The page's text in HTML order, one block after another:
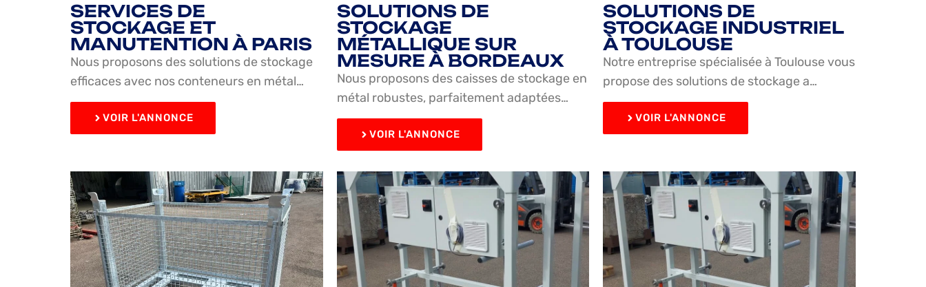
SERVICES DE
STOCKAGE ET
MANUTENTION À PARIS
Nous proposons des solutions de stockage
efficaces avec nos conteneurs en métal…
VOIR L'ANNONCE
SOLUTIONS DE
STOCKAGE
MÉTALLIQUE SUR
MESURE À BORDEAUX
Nous proposons des caisses de stockage en
métal robustes, parfaitement adaptées…
VOIR L'ANNONCE
SOLUTIONS DE
STOCKAGE INDUSTRIEL
À TOULOUSE
Notre entreprise spécialisée à Toulouse vous
propose des solutions de stockage a…
VOIR L'ANNONCE